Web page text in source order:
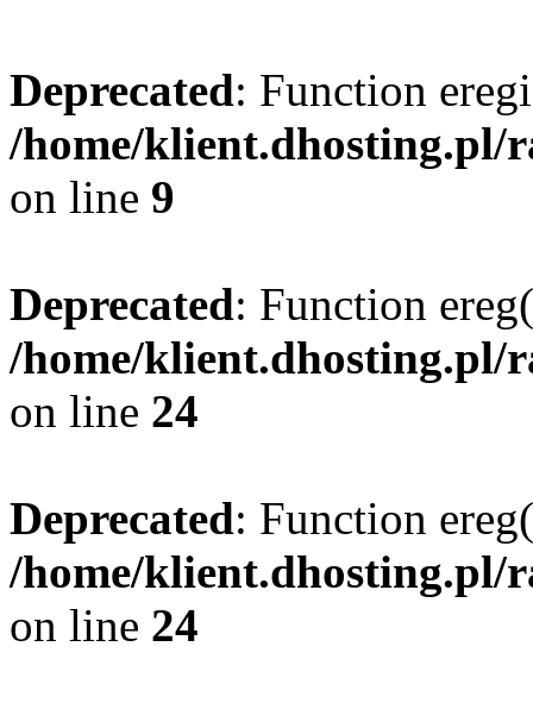
Deprecated: Function
/home/klient.dhosting.pl/
on line 9
Deprecated: Function
/home/klient.dhosting.pl/
on line 24
Deprecated: Function
/home/klient.dhosting.pl/
on line 24